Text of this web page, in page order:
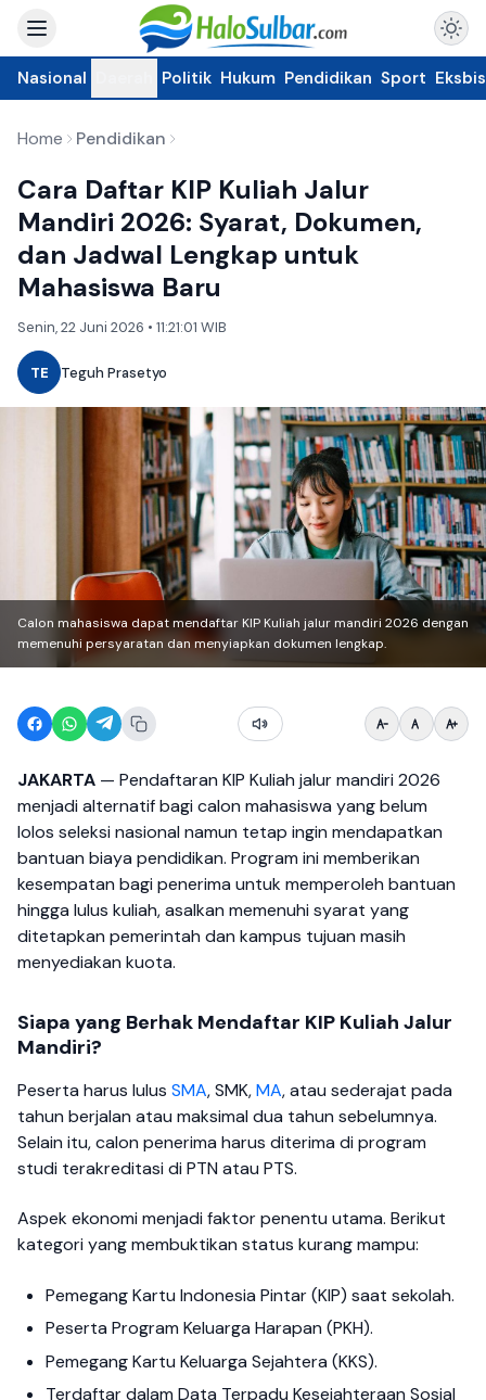
Nasional Politik Hukum Pendidikan Sport Eksbis
Home Pendidikan
Cara Daftar KIP Kuliah Jalur
Mandiri 2026: Syarat, Dokumen,
dan Jadwal Lengkap untuk
Mahasiswa Baru
Senin, 22 Juni 2026 • 11:21:01 WIB
TE Teguh Prasetyo
Calon mahasiswa dapat mendaftar KIP Kuliah jalur mandiri 2026 dengan
memenuhi persyaratan dan menyiapkan dokumen lengkap.
JAKARTA — Pendaftaran KIP Kuliah jalur mandiri 2026
menjadi alternatif bagi calon mahasiswa yang belum
lolos seleksi nasional namun tetap ingin mendapatkan
bantuan biaya pendidikan. Program ini memberikan
kesempatan bagi penerima untuk memperoleh bantuan
hingga lulus kuliah, asalkan memenuhi syarat yang
ditetapkan pemerintah dan kampus tujuan masih
menyediakan kuota.
Siapa yang Berhak Mendaftar KIP Kuliah Jalur
Mandiri?
Peserta harus lulus SMA, SMK,MA, atau sederajat pada
tahun berjalan atau maksimal dua tahun sebelumnya.
Selain itu, calon penerima harus diterima di program
studi terakreditasi di PTN atau PTS.
Aspek ekonomi menjadi faktor penentu utama. Berikut
kategori yang membuktikan status kurang mampu:
Pemegang Kartu Indonesia Pintar (KIP) saat sekolah.
Peserta Program Keluarga Harapan (PKH).
Pemegang Kartu Keluarga Sejahtera (KKS).
Terdaftar dalam Data Terpadu Kesejahteraan Sosial